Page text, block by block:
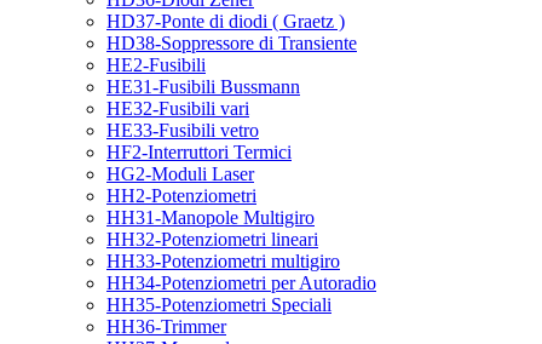
HD37-Ponte di diodi ( Graetz )
HD38-Soppressore di Transiente
HE2-Fusibili
HE31-Fusibili Bussmann
HE32-Fusibili vari
HE33-Fusibili vetro
HF2-Interruttori Termici
HG2-Moduli Laser
HH2-Potenziometri
HH31-Manopole Multigiro
HH32-Potenziometri lineari
HH33-Potenziometri multigiro
HH34-Potenziometri per Autoradio
HH35-Potenziometri Speciali
HH36-Trimmer